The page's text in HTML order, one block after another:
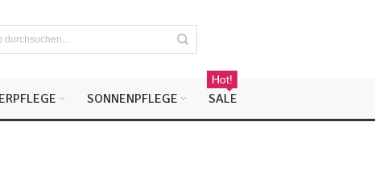
SONNENPFLEGE SALE
Hot!